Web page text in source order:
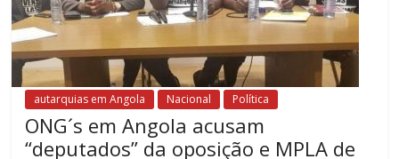
autarquias em Angola Nacional Política
ONG´s em Angola acusam
“deputados” da oposição e MPLA de